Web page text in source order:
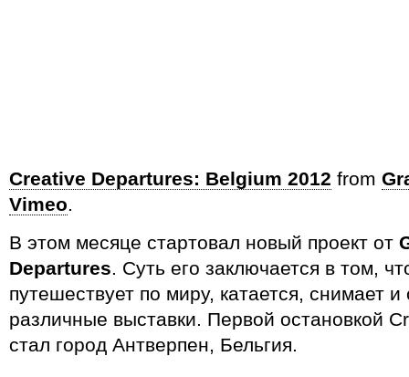
Creative Departures: Belgium 2012 from
Vimeo.
В этом месяце стартовал новый проект от
Departures. Суть его заключается в том,
путешествует по миру, катается, снимает и
различные выставки. Первой остановкой
стал город Антверпен, Бельгия.